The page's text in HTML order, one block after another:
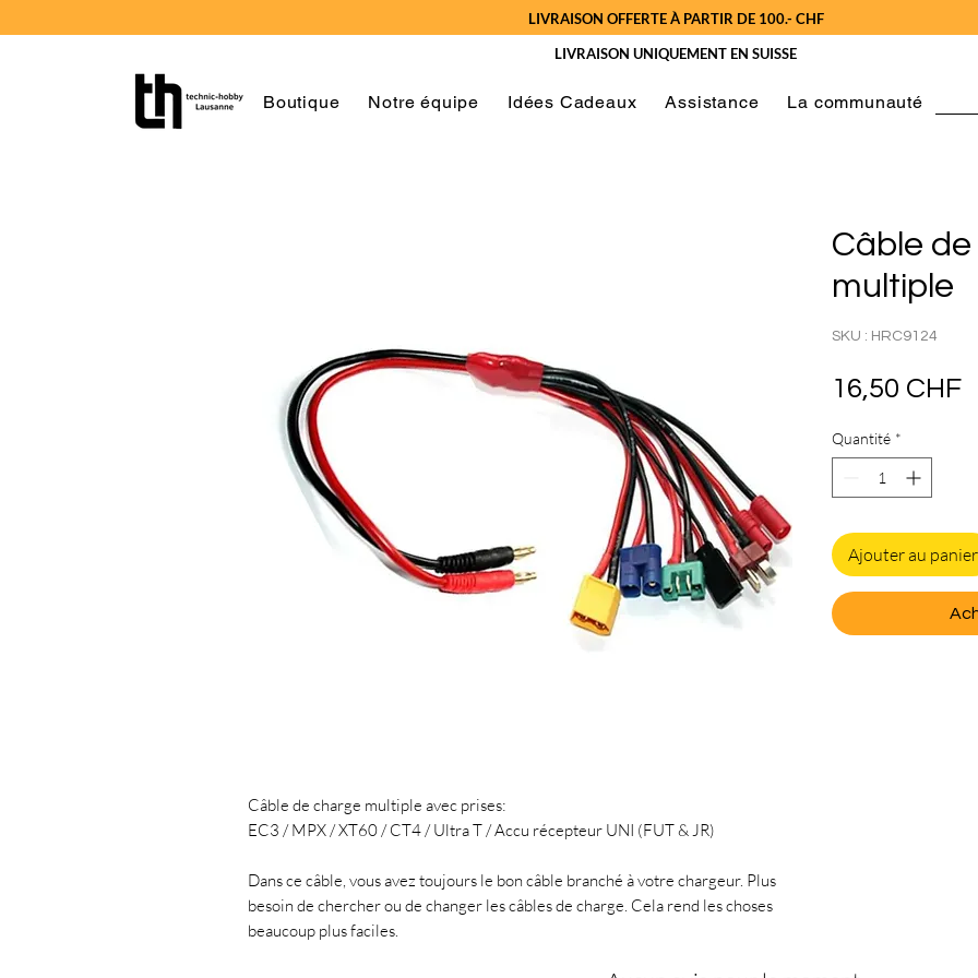
LIVRAISON OFFERTE À PARTIR DE 100.- CHF
LIVRAISON UNIQUEMENT EN SUISSE
Boutique Notre équipe Idées Cadeaux Assistance La communauté
Câble de charge multiple avec prises:
EC3 / MPX / XT60 / CT4 / Ultra T / Accu récepteur UNI (FUT & JR)
Dans ce câble, vous avez toujours le bon câble branché à votre chargeur. Plus
besoin de chercher ou de changer les câbles de charge. Cela rend les choses
beaucoup plus faciles.
Câble
multiple
SKU : HRC9124
16,50 CHF
Quantité *
Ajouter au panier